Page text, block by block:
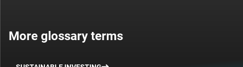
More glossary terms